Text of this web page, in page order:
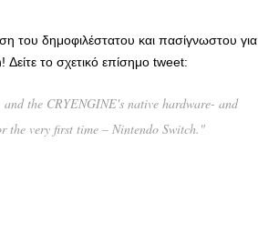
του δημοφιλέστατου και πασίγνωστου για
το σχετικό επίσημο tweet:
the CRYENGINE's native hardware- and
very first time – Nintendo Switch."